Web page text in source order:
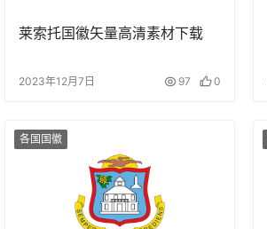
莱索托国徽矢量高清素材下载
2023年12月7日 97 0
各国国徽